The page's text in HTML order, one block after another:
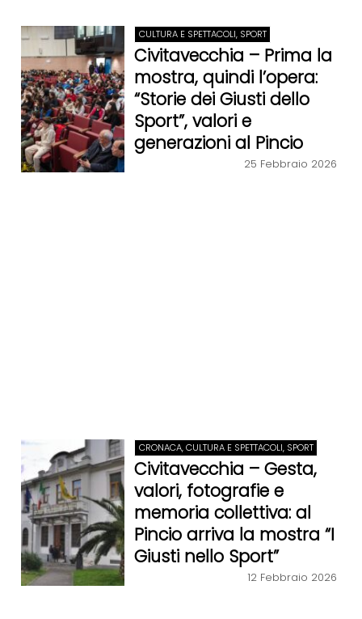
CULTURA E SPETTACOLI, SPORT
Civitavecchia – Prima la
mostra, quindi l’opera:
“Storie dei Giusti dello
Sport”, valori e
generazioni al Pincio
25 Febbraio 2026
CRONACA, CULTURA E SPETTACOLI, SPORT
Civitavecchia – Gesta,
valori, fotografie e
memoria collettiva: al
Pincio arriva la mostra “I
Giusti nello Sport”
12 Febbraio 2026